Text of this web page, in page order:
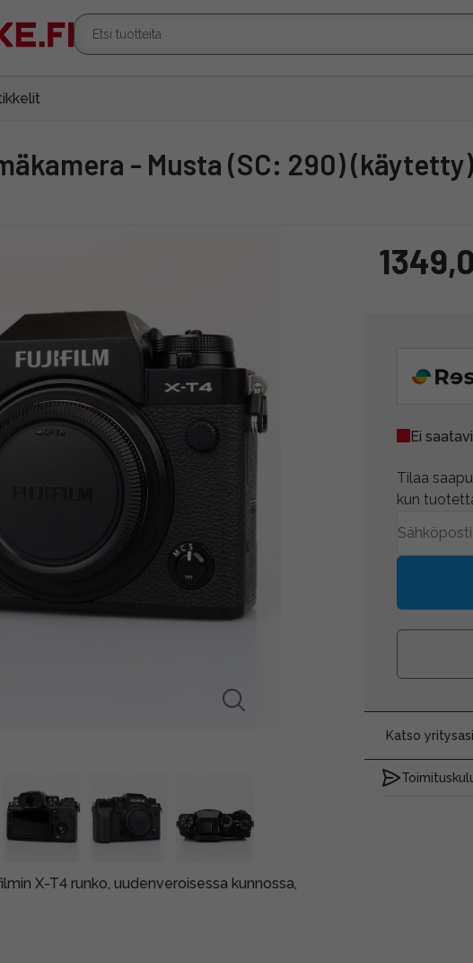
- Musta (SC: 290)
X-T4 runko, uudenveroisessa kunnossa,
Ei
Tilaa
kun
Katso